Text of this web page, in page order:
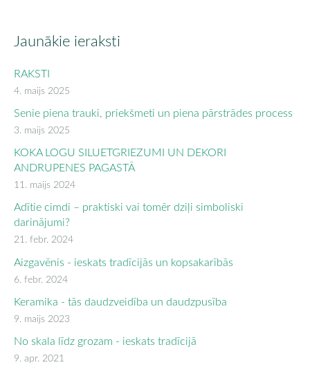
Jaunākie ieraksti
RAKSTI
4. maijs 2025
Senie piena trauki, priekšmeti un piena pārstrādes process
3. maijs 2025
KOKA LOGU SILUETGRIEZUMI UN DEKORI
ANDRUPENES PAGASTĀ
11. maijs 2024
Adītie cimdi – praktiski vai tomēr dziļi simboliski
darinājumi?
21. febr. 2024
Aizgavēnis - ieskats tradīcijās un kopsakarībās
6. febr. 2024
Keramika - tās daudzveidība un daudzpusība
9. maijs 2023
No skala līdz grozam - ieskats tradīcijā
9. apr. 2021